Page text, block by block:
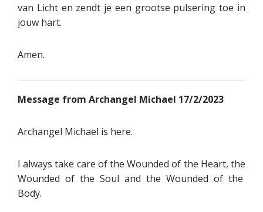
van Licht en zendt je een grootse pulsering toe in
jouw hart.
Amen.
Message from Archangel Michael 17/2/2023
Archangel Michael is here.
I always take care of the Wounded of the Heart, the
Wounded of the Soul and the Wounded of the
Body.